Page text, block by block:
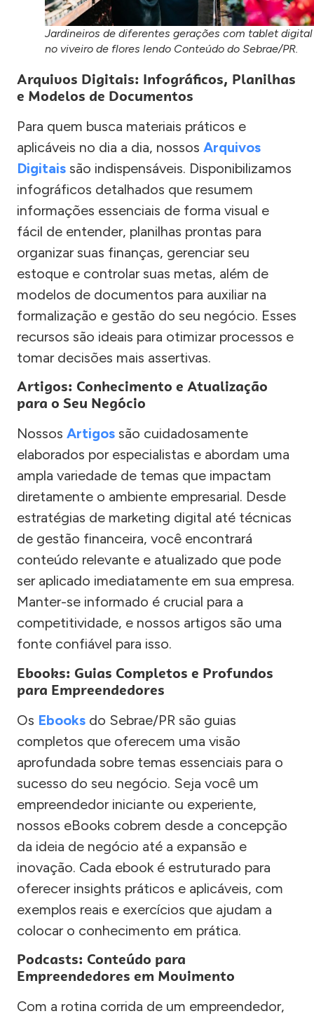
Jardineiros de diferentes gerações com tablet digital
no viveiro de flores lendo Conteúdo do Sebrae/PR.
Arquivos Digitais: Infográficos, Planilhas
e Modelos de Documentos
Para quem busca materiais práticos e
aplicáveis no dia a dia, nossos Arquivos
Digitais são indispensáveis. Disponibilizamos
infográficos detalhados que resumem
informações essenciais de forma visual e
fácil de entender, planilhas prontas para
organizar suas finanças, gerenciar seu
estoque e controlar suas metas, além de
modelos de documentos para auxiliar na
formalização e gestão do seu negócio. Esses
recursos são ideais para otimizar processos e
tomar decisões mais assertivas.
Artigos: Conhecimento e Atualização
para o Seu Negócio
Nossos Artigos são cuidadosamente
elaborados por especialistas e abordam uma
ampla variedade de temas que impactam
diretamente o ambiente empresarial. Desde
estratégias de marketing digital até técnicas
de gestão financeira, você encontrará
conteúdo relevante e atualizado que pode
ser aplicado imediatamente em sua empresa.
Manter-se informado é crucial para a
competitividade, e nossos artigos são uma
fonte confiável para isso.
Ebooks: Guias Completos e Profundos
para Empreendedores
Os Ebooks do Sebrae/PR são guias
completos que oferecem uma visão
aprofundada sobre temas essenciais para o
sucesso do seu negócio. Seja você um
empreendedor iniciante ou experiente,
nossos eBooks cobrem desde a concepção
da ideia de negócio até a expansão e
inovação. Cada ebook é estruturado para
oferecer insights práticos e aplicáveis, com
exemplos reais e exercícios que ajudam a
colocar o conhecimento em prática.
Podcasts: Conteúdo para
Empreendedores em Movimento
Com a rotina corrida de um empreendedor,